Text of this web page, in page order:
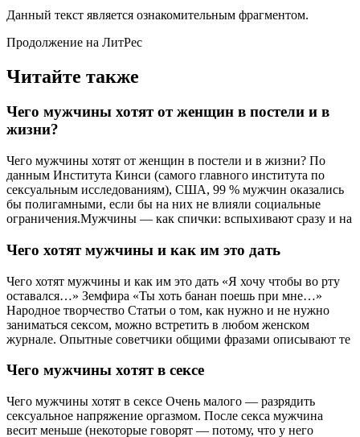
Данный текст является ознакомительным фрагментом.
Продолжение на ЛитРес
Читайте также
Чего мужчины хотят от женщин в постели и в
жизни?
Чего мужчины хотят от женщин в постели и в жизни? По
данным Института Кинси (самого главного института по
сексуальным исследованиям), США, 99 % мужчин оказались
бы полигамными, если бы на них не влияли социальные
ограничения.Мужчины — как спички: вспыхивают сразу и на
Чего хотят мужчины и как им это дать
Чего хотят мужчины и как им это дать «Я хочу чтобы во рту
оставался…» Земфира «Ты хоть банан поешь при мне…»
Народное творчество Статьи о том, как нужно и не нужно
заниматься сексом, можно встретить в любом женском
журнале. Опытные советчики общими фразами описывают те
Чего мужчины хотят в сексе
Чего мужчины хотят в сексе Очень малого — разрядить
сексуальное напряжение оргазмом. После секса мужчина
весит меньше (некоторые говорят — потому, что у него